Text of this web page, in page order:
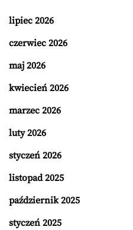
lipiec 2026
czerwiec 2026
maj 2026
kwiecień 2026
marzec 2026
luty 2026
styczeń 2026
listopad 2025
październik 2025
styczeń 2025